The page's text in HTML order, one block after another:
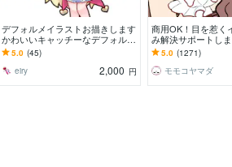
デフォルメイラストお描きします
かわいいキャッチーなデフォルメ
イラストをお手軽価格で！
5.0 (45)
eiry
2,000 円
商用OK！目を惹く
み解決サポートし
アイコン/企業イラ
事/挿絵/起業
5.0 (1271)
モモコヤマダ